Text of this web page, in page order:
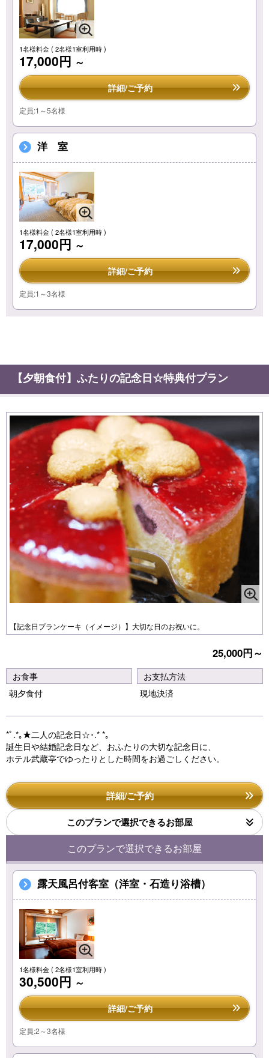
1名様料金( 2名様1室利用時 )
17,000円 ～
詳細/ご予約
定員:1～5名様
洋 室
1名様料金( 2名様1室利用時 )
17,000円 ～
詳細/ご予約
定員:1～3名様
【夕朝食付】ふたりの記念日☆特典付プラン
【記念日プランケーキ（イメージ）】大切な日のお祝いに。
25,000円～
お食事
朝夕食付
お支払方法
現地決済
*ﾟ.*｡★二人の記念日☆･.* *｡
誕生日や結婚記念日など、おふたりの大切な記念日に、
ホテル武蔵亭でゆったりとした時間をお過ごしください。
詳細/ご予約
このプランで選択できるお部屋
このプランで選択できるお部屋
露天風呂付客室（洋室・石造り浴槽）
1名様料金( 2名様1室利用時 )
30,500円 ～
詳細/ご予約
定員:2～3名様